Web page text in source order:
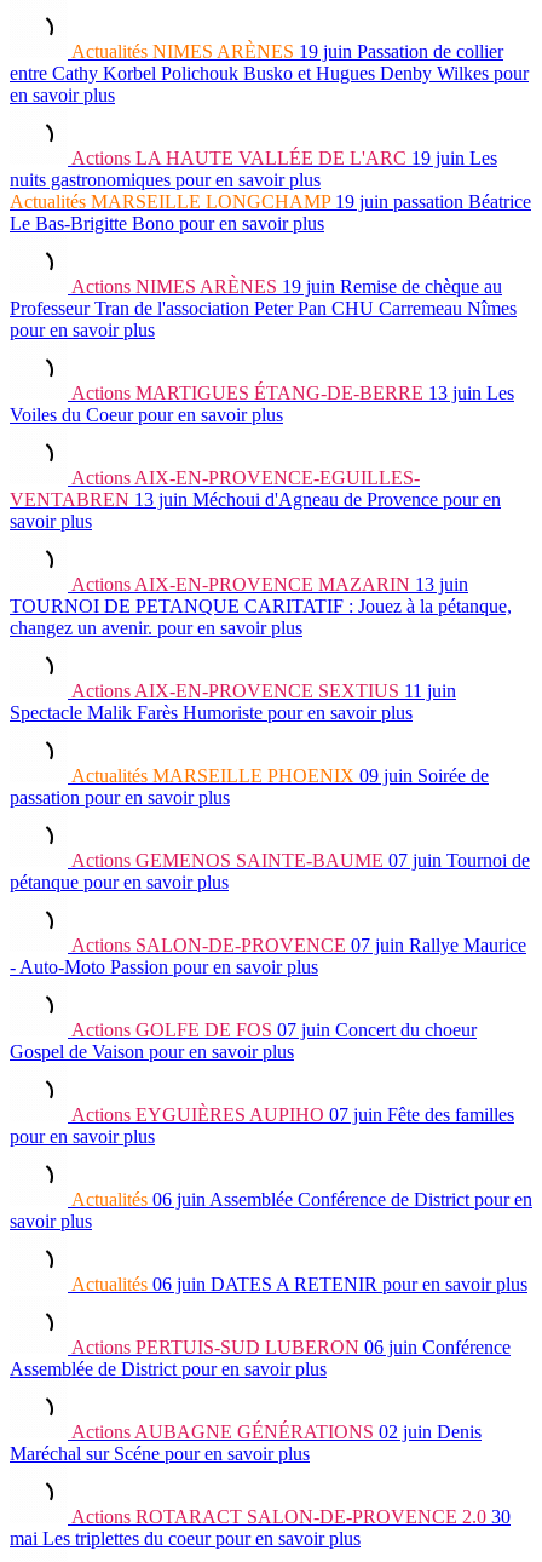
Actualités NIMES ARÈNES 19 juin Passation de collier
entre Cathy Korbel Polichouk Busko et Hugues Denby Wilkes pour
en savoir plus
Actions LA HAUTE VALLÉE DE L'ARC 19 juin Les
nuits gastronomiques pour en savoir plus
Actualités MARSEILLE LONGCHAMP 19 juin passation Béatrice
Le Bas-Brigitte Bono pour en savoir plus
Actions NIMES ARÈNES 19 juin Remise de chèque au
Professeur Tran de l'association Peter Pan CHU Carremeau Nîmes
pour en savoir plus
Actions MARTIGUES ÉTANG-DE-BERRE 13 juin Les
Voiles du Coeur pour en savoir plus
Actions AIX-EN-PROVENCE-EGUILLES-
VENTABREN 13 juin Méchoui d'Agneau de Provence pour en
savoir plus
Actions AIX-EN-PROVENCE MAZARIN 13 juin
TOURNOI DE PETANQUE CARITATIF : Jouez à la pétanque,
changez un avenir. pour en savoir plus
Actions AIX-EN-PROVENCE SEXTIUS 11 juin
Spectacle Malik Farès Humoriste pour en savoir plus
Actualités MARSEILLE PHOENIX 09 juin Soirée de
passation pour en savoir plus
Actions GEMENOS SAINTE-BAUME 07 juin Tournoi de
pétanque pour en savoir plus
Actions SALON-DE-PROVENCE 07 juin Rallye Maurice
- Auto-Moto Passion pour en savoir plus
Actions GOLFE DE FOS 07 juin Concert du choeur
Gospel de Vaison pour en savoir plus
Actions EYGUIÈRES AUPIHO 07 juin Fête des familles
pour en savoir plus
Actualités 06 juin Assemblée Conférence de District pour en
savoir plus
Actualités 06 juin DATES A RETENIR pour en savoir plus
Actions PERTUIS-SUD LUBERON 06 juin Conférence
Assemblée de District pour en savoir plus
Actions AUBAGNE GÉNÉRATIONS 02 juin Denis
Maréchal sur Scéne pour en savoir plus
Actions ROTARACT SALON-DE-PROVENCE 2.0 30
mai Les triplettes du coeur pour en savoir plus